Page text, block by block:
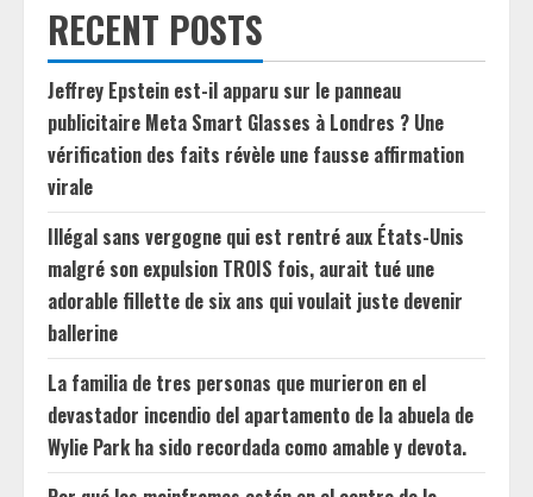
RECENT POSTS
Jeffrey Epstein est-il apparu sur le panneau
publicitaire Meta Smart Glasses à Londres ? Une
vérification des faits révèle une fausse affirmation
virale
Illégal sans vergogne qui est rentré aux États-Unis
malgré son expulsion TROIS fois, aurait tué une
adorable fillette de six ans qui voulait juste devenir
ballerine
La familia de tres personas que murieron en el
devastador incendio del apartamento de la abuela de
Wylie Park ha sido recordada como amable y devota.